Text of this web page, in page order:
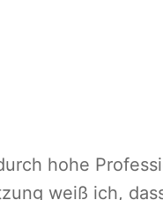
hohe
weiß ich,